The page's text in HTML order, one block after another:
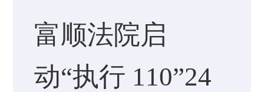
富顺法院启
动“执行 110”24